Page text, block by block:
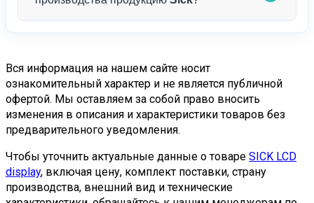
mail@spectrprom.ru .
нашим менеджерам для обсуждения
индивидуальных условий.
снятой с производства продукции!
«Спектр-Пром» имеет обширную сеть партнеров
и поставщиков по всему миру, что позволяет нам
находить и поставлять даже редкие компоненты
Sick, которые сняты с производства.
Мы понимаем, как важно поддерживать
работоспособность существующих систем
автоматизации, поэтому прилагаем максимум
Вся информация на нашем сайте носит
ознакомительный характер и не является публичной
офертой. Мы оставляем за собой право вносить
изменения в описания и характеристики товаров без
предварительного уведомления.
Чтобы уточнить актуальные данные о товаре SICK LCD
display, включая цену, комплект поставки, страну
производства, внешний вид и технические